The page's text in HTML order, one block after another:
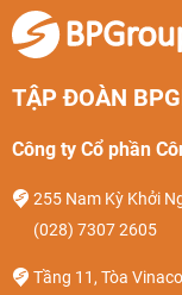
TẬP ĐOÀN
Công ty Cổ phần
255 Nam Kỳ Khởi
(028) 7307 2605
Tầng 11, Tòa